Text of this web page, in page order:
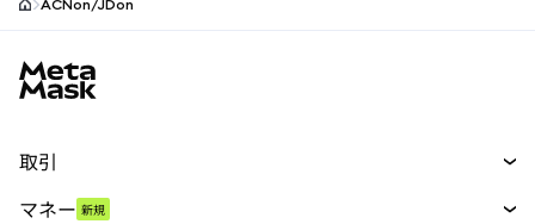
ACNon/JDon
取引
マネー 新規